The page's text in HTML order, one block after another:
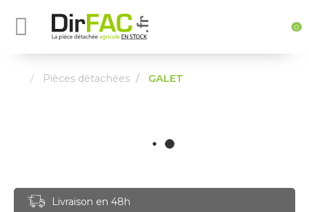
0
Pièces détachées GALET
Livraison en 48h